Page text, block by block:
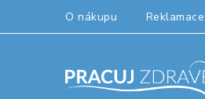
O nákupu